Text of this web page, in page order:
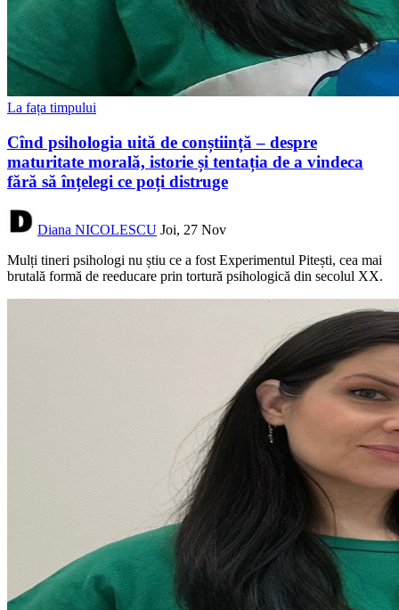
La fața timpului
Cînd psihologia uită de conștiință – despre
maturitate morală, istorie și tentația de a vindeca
fără să înțelegi ce poți distruge
Diana NICOLESCU Joi, 27 Nov
Mulți tineri psihologi nu știu ce a fost Experimentul Pitești, cea mai
brutală formă de reeducare prin tortură psihologică din secolul XX.